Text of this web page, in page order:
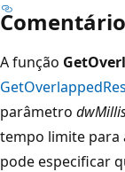
A função
parâmetro
tempo limite para
pode especificar